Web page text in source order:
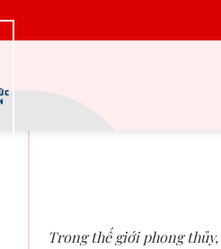
Trong thế giới phong thủy,